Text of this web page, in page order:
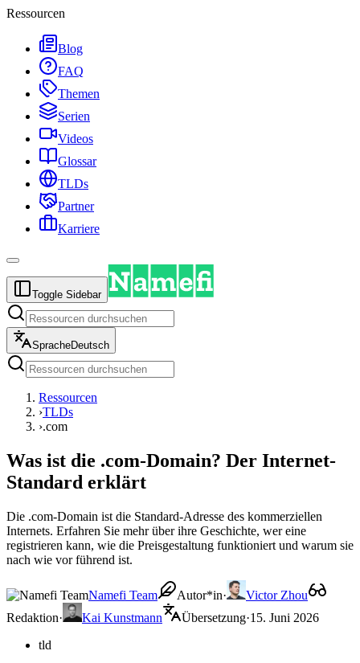
Ressourcen
Blog
FAQ
Themen
Serien
Videos
Glossar
TLDs
Partner
Karriere
Toggle Sidebar
SpracheDeutsch
Ressourcen
›TLDs
›.com
Was ist die .com-Domain? Der Internet-
Standard erklärt
Die .com-Domain ist die Standard-Adresse des kommerziellen
Internets. Erfahren Sie mehr über ihre Geschichte, wer eine
registrieren kann, wie die Preisgestaltung funktioniert und warum sie
nach wie vor führend ist.
Namefi Team Autor*in·
Victor Zhou
Redaktion· Kai Kunstmann Übersetzung·15. Juni 2026
tld